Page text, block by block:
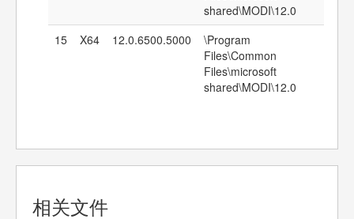
shared\MODI\12.0
15
X64 12.0.6500.5000
\Program
Files\Common
Files\microsoft
shared\MODI\12.0
相关文件